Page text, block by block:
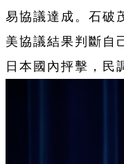
易協議達成。石破
美協議結果判斷自
日本國內抨擊，民